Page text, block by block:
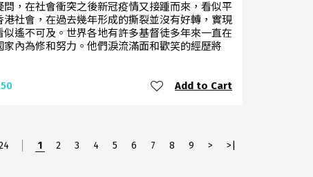
問，在社會衝突之後新冠疫情又接踵而來，看似平
港社會，在過去幾年形成的撕裂並沒有好轉，實現
似遙不可及。世界各地有許多基督徒多年來一直在
家內為修和努力。他們淚流滿面和歡笑的經歷將
Add to Cart
1 2 3 4 5 6 7 8 9 > >|